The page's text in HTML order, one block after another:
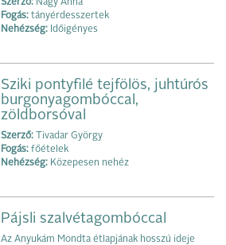
Szerző: Nagy Anna
Fogás: tányérdesszertek
Nehézség: Időigényes
Sziki pontyfilé tejfölös, juhtúrós
burgonyagombóccal,
zöldborsóval
Szerző: Tivadar György
Fogás: főételek
Nehézség: Közepesen nehéz
Pájsli szalvétagombóccal
Az Anyukám Mondta étlapjának hosszú ideje